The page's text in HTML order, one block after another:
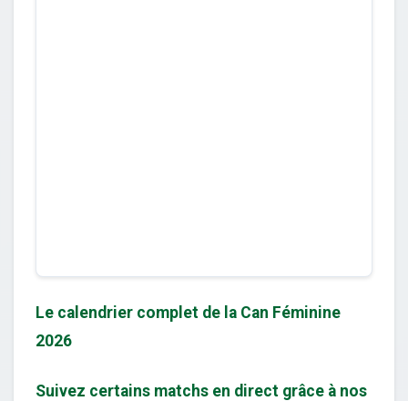
Le calendrier complet de la Can Féminine
2026
Suivez certains matchs en direct grâce à nos